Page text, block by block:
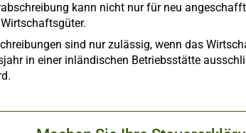
kann nicht nur für neu
sind nur zulässig, wenn das
in einer inländischen Betriebsstätte